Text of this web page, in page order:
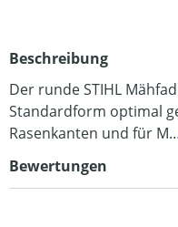
Beschreibung
Der runde STIHL
Standardform optimal
Rasenkanten und für
Bewertungen